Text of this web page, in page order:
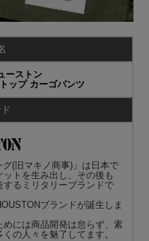
ーストン
ップ カーゴパンツ
(旧マキノ商事)」は日本で
トを生み出し、その後も
るミリタリーブランドで
ブランドが誕生しま
には商品開発は怠らず、素
の人々を魅了してます。